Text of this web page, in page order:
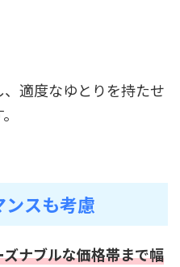
適度なゆとりを持たせ
スも考慮
ナブルな価格帯まで幅